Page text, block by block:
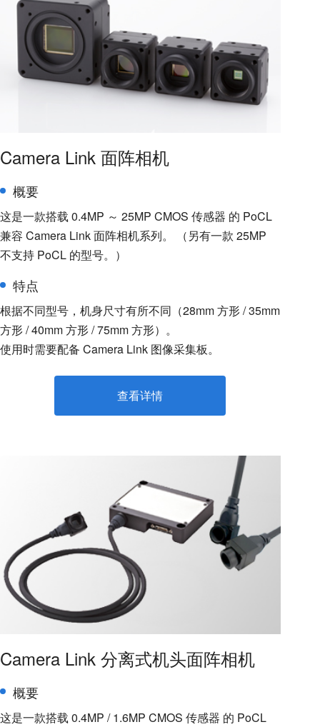
Camera Link 面阵相机
概要
这是一款搭载 0.4MP ～ 25MP CMOS 传感器 的 PoCL
兼容 Camera Link 面阵相机系列。 （另有一款 25MP
不支持 PoCL 的型号。）
特点
根据不同型号，机身尺寸有所不同（28mm 方形 / 35mm
方形 / 40mm 方形 / 75mm 方形）。
使用时需要配备 Camera Link 图像采集板。
查看详情
Camera Link 分离式机头面阵相机
概要
这是一款搭载 0.4MP / 1.6MP CMOS 传感器 的 PoCL